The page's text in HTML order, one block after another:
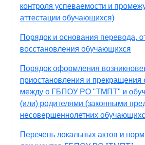
контроля успеваемости и
аттестации обучающихся)
Порядок и основания перевода,
восстановления обучающихся
Порядок оформления
приостановления и прекращения
между о ГБПОУ РО "ТМПТ" и
(или) родителями (законными
несовершеннолетних
Перечень локальных актов и